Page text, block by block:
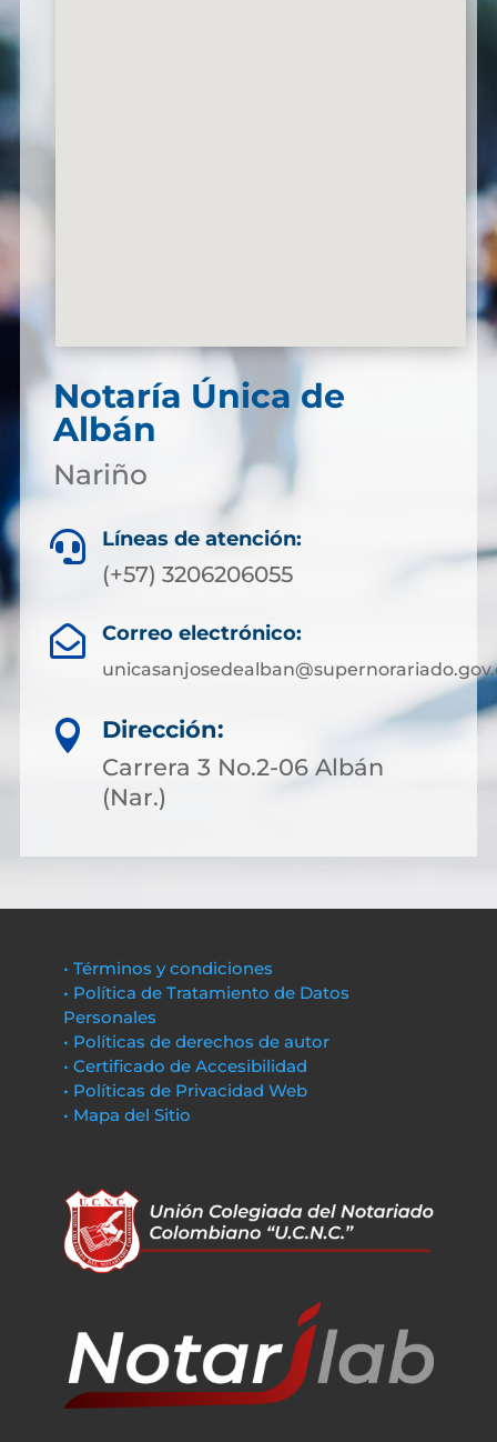
Notaría Única de
Albán
Nariño
 Líneas de atención:
(+57) 3206206055
 Correo electrónico:

Dirección:
Carrera 3 No.2-06 Albán
(Nar.)
• Términos y condiciones
• Política de Tratamiento de Datos
Personales
• Políticas de derechos de autor
• Certificado de Accesibilidad
• Políticas de Privacidad Web
• Mapa del Sitio